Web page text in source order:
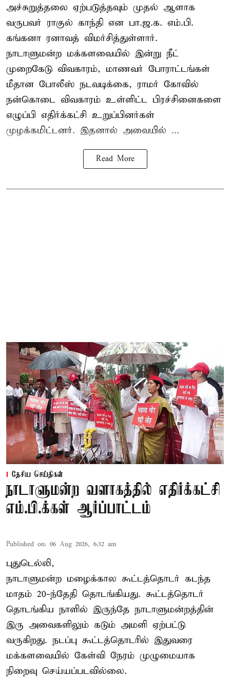
அச்சுறுத்தலை ஏற்படுத்தவும் முதல் ஆளாக
வருபவர் ராகுல் காந்தி என பா.ஜ.க. எம்.பி.
கங்கனா ரனாவத் விமர்சித்துள்ளார்.
நாடாளுமன்ற மக்களவையில் இன்று நீட்
முறைகேடு விவகாரம், மாணவர் போராட்டங்கள்
மீதான போலீஸ் நடவடிக்கை, ராமர் கோவில்
நன்கொடை விவகாரம் உள்ளிட்ட பிரச்சினைகளை
எழுப்பி எதிர்க்கட்சி உறுப்பினர்கள்
முழக்கமிட்டனர். இதனால் அவையில் ...
Read More
தேசிய செய்திகள்
நாடாளுமன்ற வளாகத்தில் எதிர்க்கட்சி
எம்.பி.க்கள் ஆர்ப்பாட்டம்
Published on: 06 Aug 2026, 6:32 am
புதுடெல்லி,
நாடாளுமன்ற மழைக்கால கூட்டத்தொடர் கடந்த
மாதம் 20-ந்தேதி தொடங்கியது. கூட்டத்தொடர்
தொடங்கிய நாளில் இருந்தே நாடாளுமன்றத்தின்
இரு அவைகளிலும் கடும் அமளி ஏற்பட்டு
வருகிறது. நடப்பு கூட்டத்தொடரில் இதுவரை
மக்களவையில் கேள்வி நேரம் முழுமையாக
நிறைவு செய்யப்படவில்லை.